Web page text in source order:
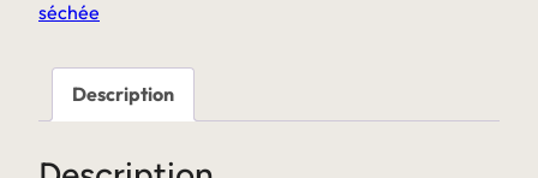
séchée
Description